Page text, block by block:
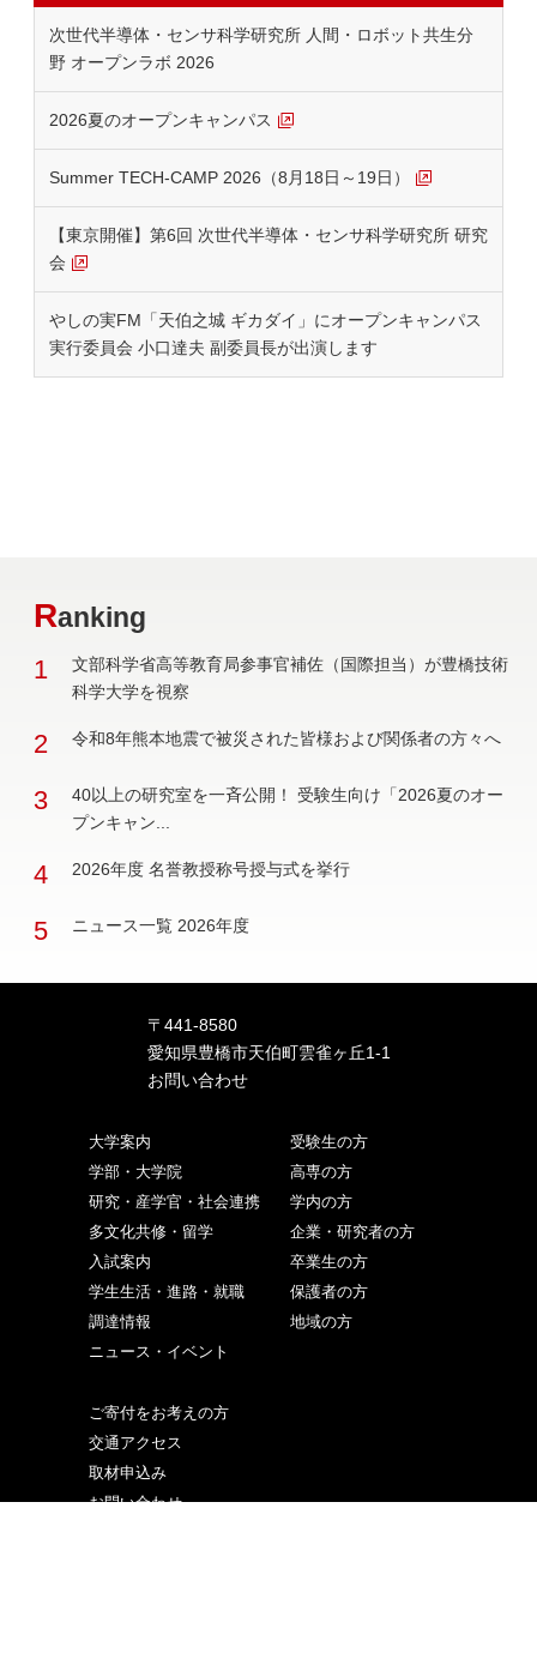
次世代半導体・センサ科学研究所 人間・ロボット共生分
野 オープンラボ 2026
2026夏のオープンキャンパス
Summer TECH-CAMP 2026（8月18日～19日）
【東京開催】第6回 次世代半導体・センサ科学研究所 研究
会
やしの実FM「天伯之城 ギカダイ」にオープンキャンパス
実行委員会 小口達夫 副委員長が出演します
Ranking
1
文部科学省高等教育局参事官補佐（国際担当）が豊橋技術
科学大学を視察
2 令和8年熊本地震で被災された皆様および関係者の方々へ
3
40以上の研究室を一斉公開！ 受験生向け「2026夏のオー
プンキャン...
4 2026年度 名誉教授称号授与式を挙行
5 ニュース一覧 2026年度
〒441-8580
愛知県豊橋市天伯町雲雀ヶ丘1-1
お問い合わせ
大学案内
学部・大学院
研究・産学官・社会連携
多文化共修・留学
入試案内
学生生活・進路・就職
調達情報
ニュース・イベント
受験生の方
高専の方
学内の方
企業・研究者の方
卒業生の方
保護者の方
地域の方
ご寄付をお考えの方
交通アクセス
取材申込み
お問い合わせ